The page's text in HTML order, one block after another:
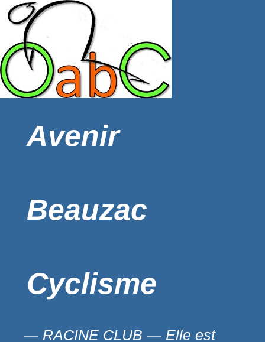
Avenir
Beauzac
Cyclisme
— RACINE CLUB — Elle est